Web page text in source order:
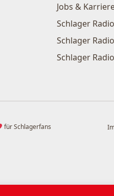
Jobs &
Schlager
Schlager
Schlager
für Schlagerfans